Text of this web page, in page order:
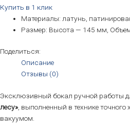
Купить в 1 клик
Материалы: латунь,
Размер: Высота — 145 мм,
Поделиться:
Описание
Отзывы (0)
Эксклюзивный бокал ручной работы
лесу», выполненный в технике точного
вакуумом.